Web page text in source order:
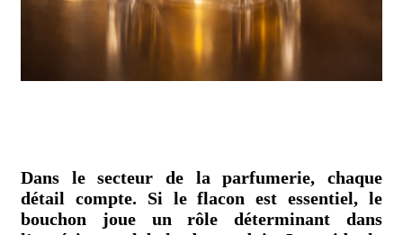
Dans le secteur de la parfumerie, chaque
détail compte. Si le flacon est essentiel, le
bouchon joue un rôle déterminant dans